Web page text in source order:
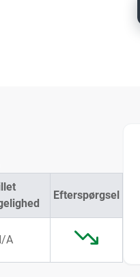
Efterspørgsel
A